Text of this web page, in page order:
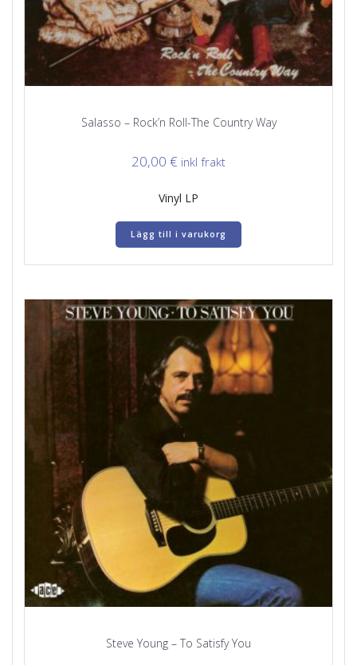
Salasso – Rock’n Roll-The Country Way
20,00 € inkl frakt
Vinyl LP
Lägg till i varukorg
Steve Young – To Satisfy You